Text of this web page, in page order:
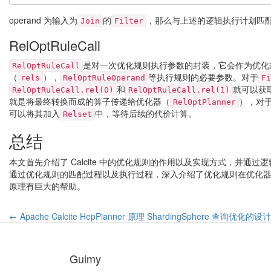
operand 为输入为 Join 的 Filter ，那么与上述的逻辑执行计划匹
RelOptRuleCall
RelOptRuleCall 是对一次优化规则执行参数的封装，它会作为优
（ rels ）， RelOptRuleOperand 等执行规则的必要参数。对于
RelOptRuleCall.rel(0) 和 RelOptRuleCall.rel(1) 就可以获
就是将最终转换而成的算子传递给优化器（ RelOptPlanner ），对
可以将其加入 Relset 中，等待后续的代价计算。
总结
本文首先介绍了 Calcite 中的优化规则的作用以及实现方式，并通过
通过优化规则的匹配过程以及执行过程，深入介绍了优化规则在优
原理有巨大的帮助。
← Apache Calcite HepPlanner 原理 ShardingSphere 查询优化的设
Guimy